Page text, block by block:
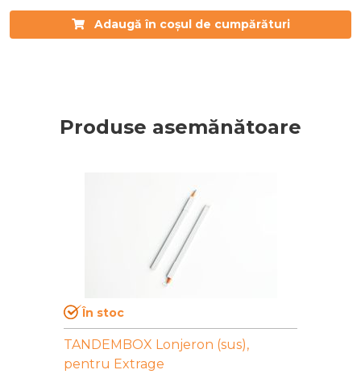
Adaugă în coșul de cumpărături
Produse asemănătoare
În stoc
TANDEMBOX Lonjeron (sus),
pentru Extrage